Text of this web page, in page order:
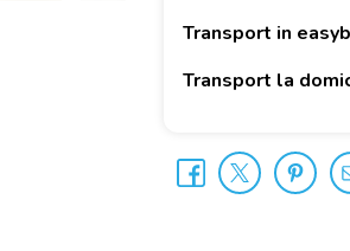
Transport in
Transport la